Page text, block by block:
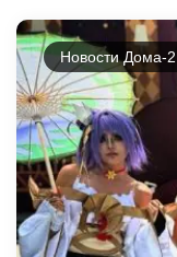
Новости Дома-2